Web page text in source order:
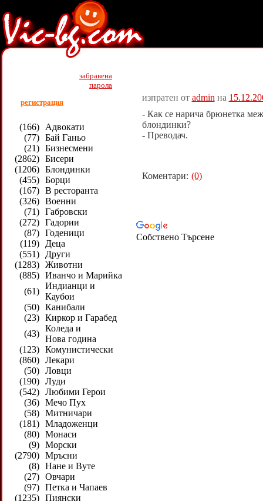
забравена
парола
регистрация
(166)
Адвокати
(77) Бай Ганьо
(21) Бизнесмени
(2862) Бисери
(1206) Блондинки
(455) Борци
(167) В ресторанта
(326) Военни
(71) Габровски
(272) Гадории
(87) Годеници
(119)
Деца
(551)
Други
(1283) Животни
(885) Иванчо и Марийка
(61)
Индианци и
Каубои
(50) Канибали
(23) Киркор и Гарабед
(43)
Коледа и
Нова година
(123) Комунистически
(860) Лекари
(50) Ловци
(190) Луди
(542) Любими Герои
(36) Мечо Пух
(58) Митничари
(181) Младоженци
(80) Монаси
(9) Морски
(2790) Мръсни
(8) Нане и Вуте
(27) Овчари
(97) Петка и Чапаев
(1235) Пиянски
изпратен от admin на
- Как се нарича брюнетка
блондинки?
- Преводач.
Коментари: (0)
Собствено Търсене